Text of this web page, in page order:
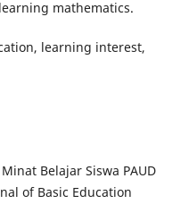
mathematics.
learning interest,
Belajar Siswa PAUD
of Basic Education